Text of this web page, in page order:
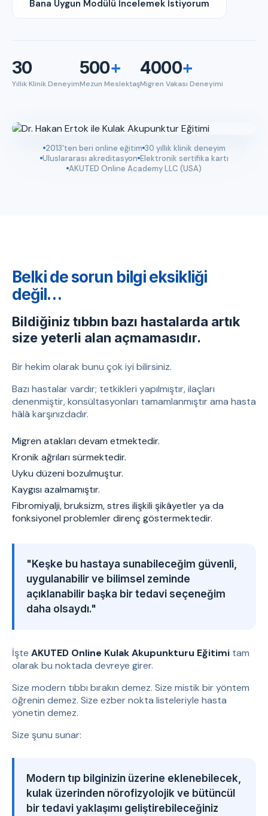
Bana Uygun Modülü İncelemek İstiyorum
30
Yıllık Klinik Deneyim
500+
Mezun Meslektaş
4000+
Migren Vakası Deneyimi
2013'ten beri online eğitim 30 yıllık klinik deneyim
Uluslararası akreditasyon Elektronik sertifika kartı
AKUTED Online Academy LLC (USA)
Belki de sorun bilgi eksikliği
değil…
Bildiğiniz tıbbın bazı hastalarda artık
size yeterli alan açmamasıdır.
Bir hekim olarak bunu çok iyi bilirsiniz.
Bazı hastalar vardır; tetkikleri yapılmıştır, ilaçları
denenmiştir, konsültasyonları tamamlanmıştır ama hasta
hâlâ karşınızdadır.
Migren atakları devam etmektedir.
Kronik ağrıları sürmektedir.
Uyku düzeni bozulmuştur.
Kaygısı azalmamıştır.
Fibromiyalji, bruksizm, stres ilişkili şikâyetler ya da
fonksiyonel problemler direnç göstermektedir.
"Keşke bu hastaya sunabileceğim güvenli,
uygulanabilir ve bilimsel zeminde
açıklanabilir başka bir tedavi seçeneğim
daha olsaydı."
İşte AKUTED Online Kulak Akupunkturu Eğitimi tam
olarak bu noktada devreye girer.
Size modern tıbbı bırakın demez. Size mistik bir yöntem
öğrenin demez. Size ezber nokta listeleriyle hasta
yönetin demez.
Size şunu sunar:
Modern tıp bilginizin üzerine eklenebilecek,
kulak üzerinden nörofizyolojik ve bütüncül
bir tedavi yaklaşımı geliştirebileceğiniz